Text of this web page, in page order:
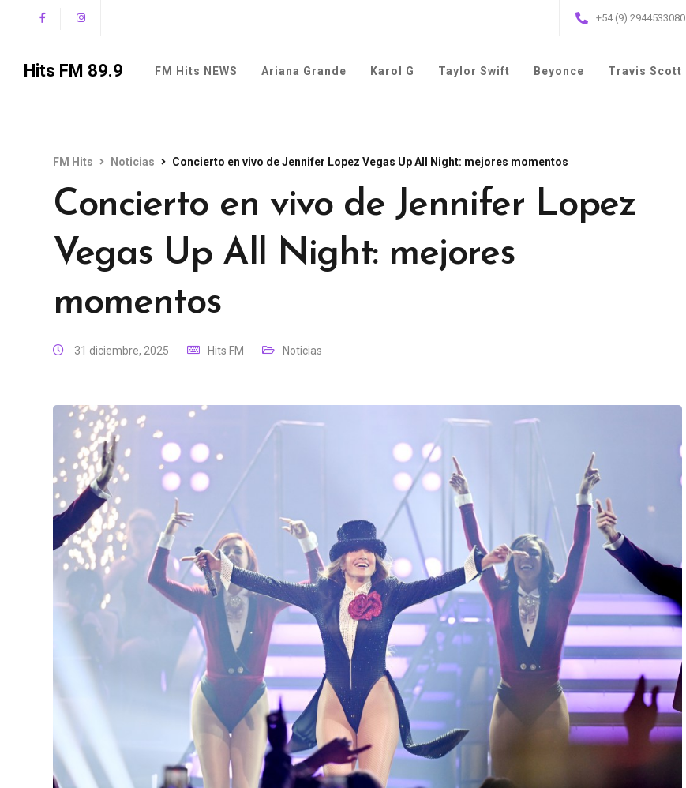
+54 (9) 2944533080
Hits FM 89.9 FM Hits NEWS Ariana Grande Karol G Taylor Swift Beyonce Travis Scott
FM Hits Noticias Concierto en vivo de Jennifer Lopez Vegas Up All Night: mejores momentos
Concierto en vivo de Jennifer Lopez
Vegas Up All Night: mejores
momentos
31 diciembre, 2025 Hits FM Noticias